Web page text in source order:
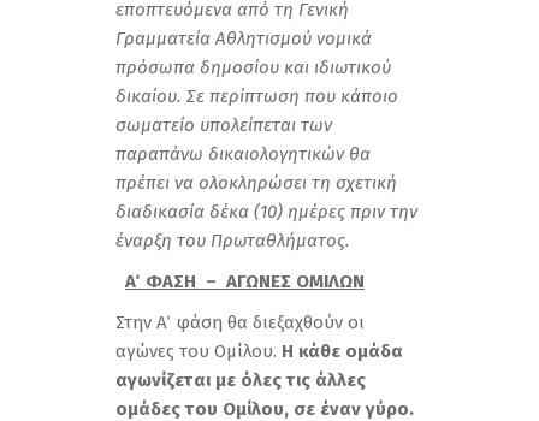
εποπτευόμενα από τη Γενική
Γραμματεία Αθλητισμού νομικά
πρόσωπα δημοσίου και ιδιωτικού
δικαίου. Σε περίπτωση που κάποιο
σωματείο υπολείπεται των
παραπάνω δικαιολογητικών θα
πρέπει να ολοκληρώσει τη σχετική
διαδικασία δέκα (10) ημέρες πριν την
έναρξη του Πρωταθλήματος.
Α΄ ΦΑΣΗ – ΑΓΩΝΕΣ ΟΜΙΛΩΝ
Στην Α΄ φάση θα διεξαχθούν οι
αγώνες του Ομίλου. Η κάθε ομάδα
αγωνίζεται με όλες τις άλλες
ομάδες του Ομίλου, σε έναν γύρο.